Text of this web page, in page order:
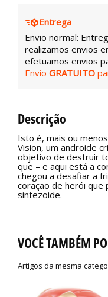
Entrega
Envio normal:
realizamos envios
efetuamos envios
Envio GRATUITO
Descrição
Isto é, mais ou
Vision, um androide
objetivo de destruir
que – e aqui está a
chegou a desafiar a
coração de herói que
sintezoide.
VOCÊ TAMBÉM
Artigos da mesma